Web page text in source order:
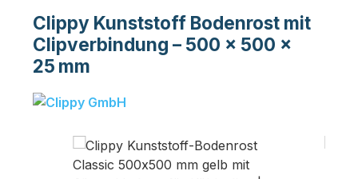
Clippy Kunststoff Bodenrost mit
Clipverbindung – 500 × 500 ×
25 mm
Bildergalerie überspringen